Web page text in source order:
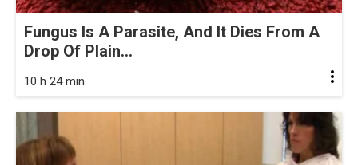
Fungus Is A Parasite, And It Dies From A
Drop Of Plain...
10 h 24 min